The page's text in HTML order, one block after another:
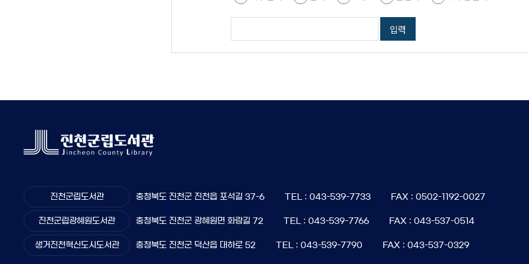
진천군립도서관 충청북도 진천군 진천읍 포석길 37-6 TEL : 043-539-7733 FAX : 0502-1192-0027
진천군립광혜원도서관 충청북도 진천군 광혜원면 화랑길 72 TEL : 043-539-7766 FAX : 043-537-0514
생거진천혁신도시도서관 충청북도 진천군 덕산읍 대하로 52 TEL : 043-539-7790 FAX : 043-537-0329